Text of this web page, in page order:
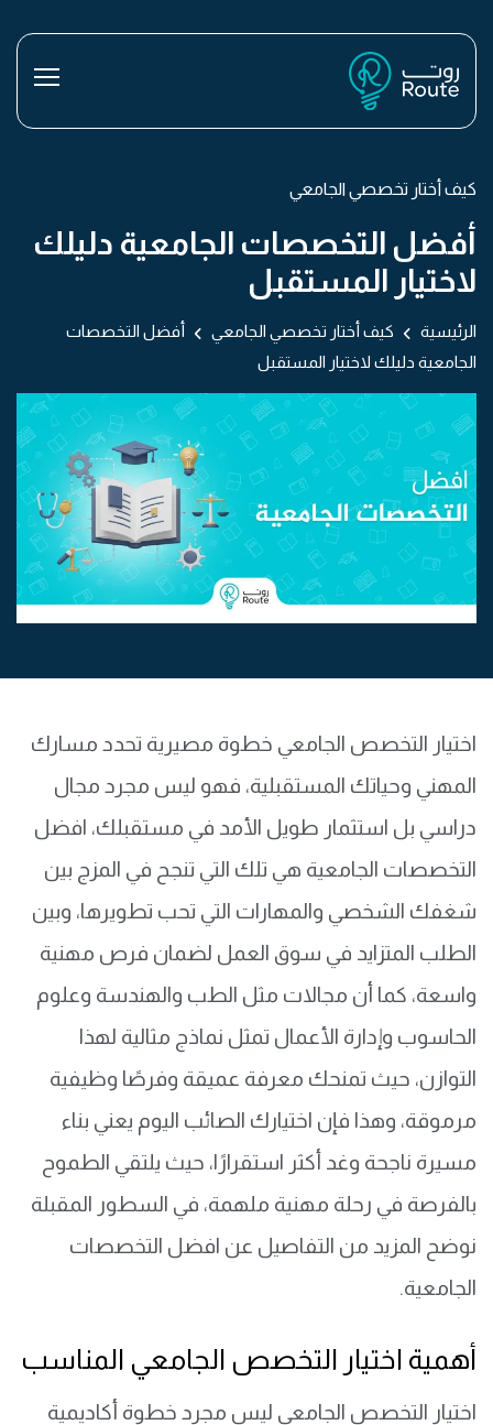
كيف أختار تخصصي الجامعي
أفضل التخصصات الجامعية دليلك
لاختيار المستقبل
الرئيسية كيف أختار تخصصي الجامعي
أفضل التخصصات
الجامعية دليلك لاختيار المستقبل
اختيار التخصص الجامعي خطوة مصيرية تحدد مسارك
المهني وحياتك المستقبلية، فهو ليس مجرد مجال
دراسي بل استثمار طويل الأمد في مستقبلك، افضل
التخصصات الجامعية هي تلك التي تنجح في المزج بين
شغفك الشخصي والمهارات التي تحب تطويرها، وبين
الطلب المتزايد في سوق العمل لضمان فرص مهنية
واسعة، كما أن مجالات مثل الطب والهندسة وعلوم
الحاسوب وإدارة الأعمال تمثل نماذج مثالية لهذا
التوازن، حيث تمنحك معرفة عميقة وفرصًا وظيفية
مرموقة، وهذا فإن اختيارك الصائب اليوم يعني بناء
مسيرة ناجحة وغد أكثر استقرارًا، حيث يلتقي الطموح
بالفرصة في رحلة مهنية ملهمة، في السطور المقبلة
نوضح المزيد من التفاصيل عن افضل التخصصات
الجامعية.
أهمية اختيار التخصص الجامعي المناسب
اختيار التخصص الجامعي ليس مجرد خطوة أكاديمية